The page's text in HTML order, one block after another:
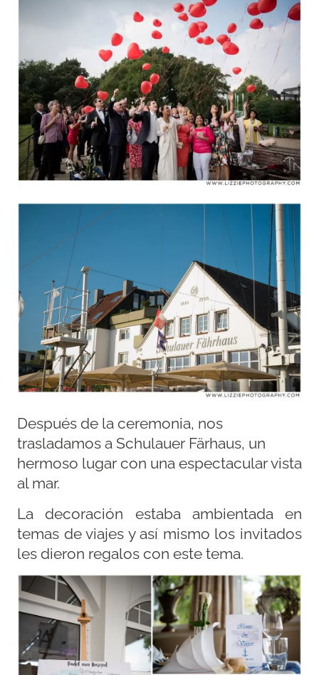
Después de la ceremonia, nos
trasladamos a Schulauer Färhaus, un
hermoso lugar con una espectacular vista
al mar.
La decoración estaba ambientada en
temas de viajes y así mismo los invitados
les dieron regalos con este tema.